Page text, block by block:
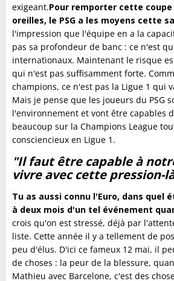
exigeant.Pour remporter cette coupe
oreilles, le PSG a les moyens cette
l'impression que l'équipe en a la
pas sa profondeur de banc : ce n'est
internationaux. Maintenant le risque
qui n'est pas suffisamment forte.
champions, ce n'est pas la Ligue 1 qui
Mais je pense que les joueurs du PSG
l'environnement et vont être capables
beaucoup sur la Champions League
consciencieux en Ligue 1.
"Il faut être capable à
vivre avec cette pression-
Tu as aussi connu l'Euro, dans quel
à deux mois d'un tel événement
crois qu'on est stressé, déjà par
liste. Cette année il y a tellement de
peu d'élus. D'ici ce fameux 12 mai, il
de choses : la peur de la blessure,
Mathieu avec Barcelone, c'est des